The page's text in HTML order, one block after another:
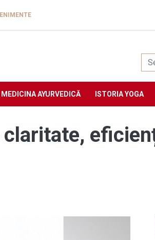
MEDICINA AYURVEDICĂ ISTORIA YOGA